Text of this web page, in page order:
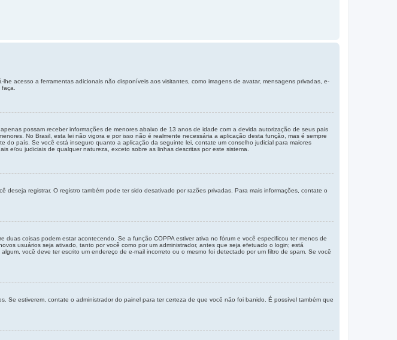
acesso a ferramentas adicionais não disponíveis aos visitantes, como imagens de avatar, mensagens privadas, e-
possam receber informações de menores abaixo de 13 anos de idade com a devida autorização de seus pais
No Brasil, esta lei não vigora e por isso não é realmente necessária a aplicação desta função, mas é sempre
do país. Se você está inseguro quanto a aplicação da seguinte lei, contate um conselho judicial para maiores
e/ou judiciais de qualquer natureza, exceto sobre as linhas descritas por este sistema.
registrar. O registro também pode ter sido desativado por razões privadas. Para mais informações, contate o
coisas podem estar acontecendo. Se a função COPPA estiver ativa no fórum e você especificou ter menos de
usuários seja ativado, tanto por você como por um administrador, antes que seja efetuado o login; está
você deve ter escrito um endereço de e-mail incorreto ou o mesmo foi detectado por um filtro de spam. Se você
Se estiverem, contate o administrador do painel para ter certeza de que você não foi banido. É possível também que